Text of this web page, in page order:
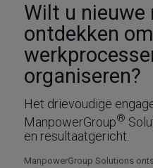
Wilt u nieuwe
ontdekken
organiseren?
Het drievoudige
ManpowerGroup®
en resultaatgericht.
ManpowerGroup Solutions